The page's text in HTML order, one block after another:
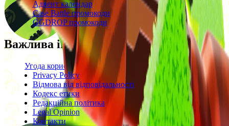
Адвент календар
Case Battle промокоди
GGDROP промокоди
Важлива інформація
Угода користувача
Privacy Policy
Відмова від відповідальності
Кодекс етики
Редакційна політика
Legal Opinion
Контакти